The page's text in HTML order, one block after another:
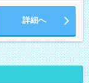
詳細へ